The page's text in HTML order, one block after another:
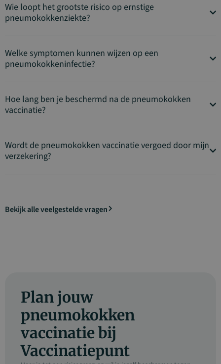
Wie loopt het grootste risico op ernstige
pneumokokkenziekte?
Welke symptomen kunnen wijzen op een
pneumokokkeninfectie?
Hoe lang ben je beschermd na de pneumokokken
vaccinatie?
Wordt de pneumokokken vaccinatie vergoed door mijn
verzekering?
Bekijk alle veelgestelde vragen
Plan jouw
pneumokokken
vaccinatie bij
Vaccinatiepunt